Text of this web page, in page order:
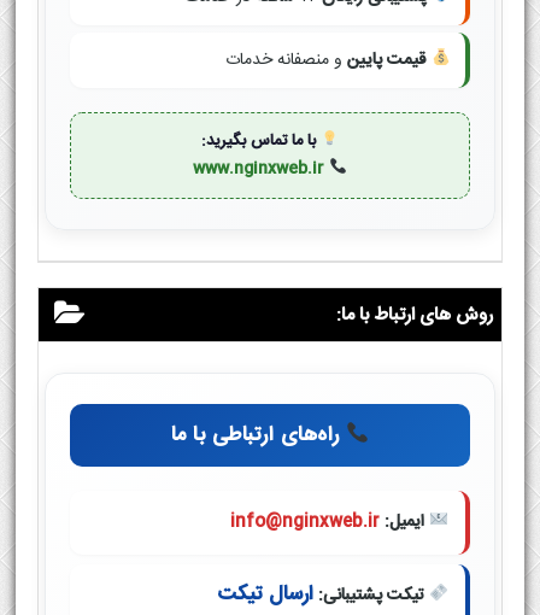
قیمت پایین و منصفانه خدمات
با ما تماس بگیرید:
www.nginxweb.ir
روش های ارتباط با ما:
راه‌های ارتباطی با ما
ایمیل: info@nginxweb.ir
تیکت پشتیبانی: ارسال تیکت